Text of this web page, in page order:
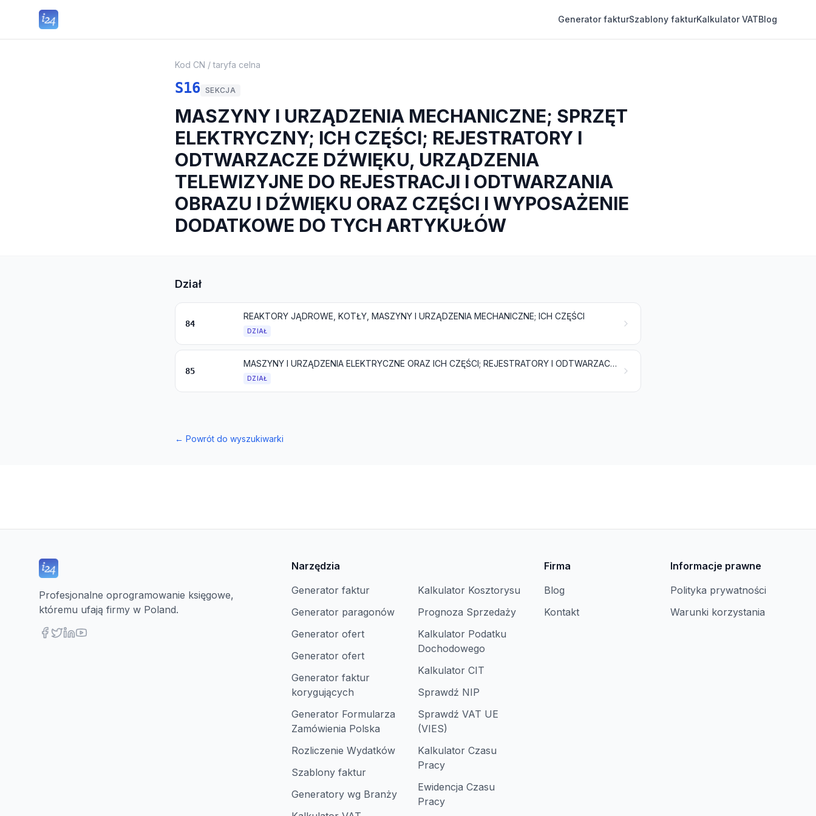
Generator fakturSzablony fakturKalkulator VATBlog
Kod CN / taryfa celna
S16 SEKCJA
MASZYNY I URZĄDZENIA MECHANICZNE; SPRZĘT
ELEKTRYCZNY; ICH CZĘŚCI; REJESTRATORY I
ODTWARZACZE DŹWIĘKU, URZĄDZENIA
TELEWIZYJNE DO REJESTRACJI I ODTWARZANIA
OBRAZU I DŹWIĘKU ORAZ CZĘŚCI I WYPOSAŻENIE
DODATKOWE DO TYCH ARTYKUŁÓW
Dział
84
REAKTORY JĄDROWE, KOTŁY, MASZYNY I URZĄDZENIA MECHANICZNE; ICH CZĘŚCI
DZIAŁ
85
MASZYNY I URZĄDZENIA ELEKTRYCZNE ORAZ ICH CZĘŚCI; REJESTRATORY I ODTWARZACZE DŹWIĘKU, REJESTRATORY I ODTWARZACZE OBRAZU I DŹWIĘKU ORAZ CZĘŚCI I AKCESORIA DO TYCH ARTYKUŁÓW
DZIAŁ
← Powrót do wyszukiwarki
Profesjonalne oprogramowanie księgowe,
któremu ufają firmy w Poland.
Narzędzia
Generator faktur
Generator paragonów
Generator ofert
Generator ofert
Generator faktur
korygujących
Generator Formularza
Zamówienia Polska
Rozliczenie Wydatków
Szablony faktur
Generatory wg Branży
Kalkulator Kosztorysu
Prognoza Sprzedaży
Kalkulator Podatku
Dochodowego
Kalkulator CIT
Sprawdź NIP
Sprawdź VAT UE
(VIES)
Kalkulator Czasu
Pracy
Ewidencja Czasu
Pracy
Firma
Blog
Kontakt
Informacje prawne
Polityka prywatności
Warunki korzystania